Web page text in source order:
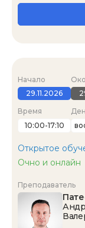
Начало
29.11.2026
Время
10:00-17:10
Открытое
Очно и онлайн
Преподаватель